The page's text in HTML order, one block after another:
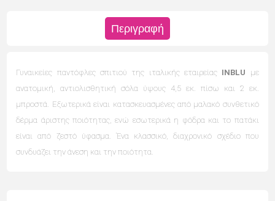
Περιγραφή
Γυναικείες παντόφλες σπιτιού της ιταλικής εταιρείας INBLU με
ανατομική, αντιολισθητική σόλα ύψους 4,5 εκ. πίσω και 2 εκ.
μπροστά. Εξωτερικά είναι κατασκευασμένες από μαλακό συνθετικό
δέρμα άριστης ποιότητας, ενώ εσωτερικά η φόδρα και το πατάκι
είναι από ζεστό ύφασμα. Ένα κλασσικό, διαχρονικό σχέδιο που
συνδυάζει την άνεση και την ποιότητα.